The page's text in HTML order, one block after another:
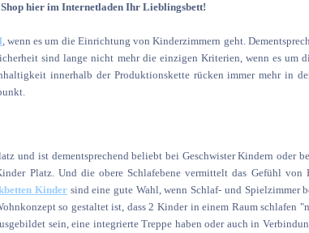
hier im Internetladen Ihr Lieblingsbett!
, wenn es um die Einrichtung von Kinderzimmern geht.
sind lange nicht mehr die einzigen Kriterien, wenn es um
innerhalb der Produktionskette rücken immer mehr in
und ist dementsprechend beliebt bei Geschwister Kindern oder
Platz. Und die obere Schlafebene vermittelt das Gefühl von
Kindersind eine gute Wahl, wenn Schlaf- und Spielzimmer
so gestaltet ist, dass 2 Kinder in einem Raum schlafen
sein, eine integrierte Treppe haben oder auch in